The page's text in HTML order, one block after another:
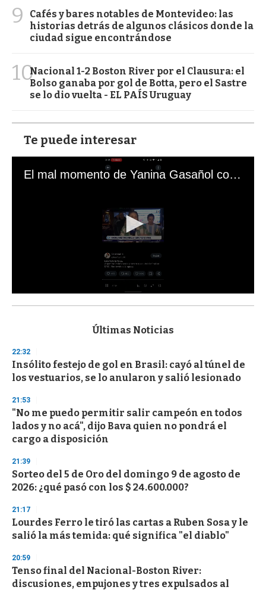
9
Cafés y bares notables de Montevideo: las
historias detrás de algunos clásicos donde la
ciudad sigue encontrándose
10Nacional 1-2 Boston River por el Clausura: el
Bolso ganaba por gol de Botta, pero el Sastre
se lo dio vuelta - EL PAÍS Uruguay
Te puede interesar
El mal momento de Yanina Gasañol con un hincha argentino en "Subrayado"
s
d
s
o
f
3
s
e
c
o
d
s
Últimas Noticias
22:32
Insólito festejo de gol en Brasil: cayó al túnel de
los vestuarios, se lo anularon y salió lesionado
21:53
"No me puedo permitir salir campeón en todos
lados y no acá", dijo Bava quien no pondrá el
cargo a disposición
21:39
Sorteo del 5 de Oro del domingo 9 de agosto de
2026: ¿qué pasó con los $ 24.600.000?
21:17
Lourdes Ferro le tiró las cartas a Ruben Sosa y le
salió la más temida: qué significa "el diablo"
20:59
Tenso final del Nacional-Boston River:
discusiones, empujones y tres expulsados al